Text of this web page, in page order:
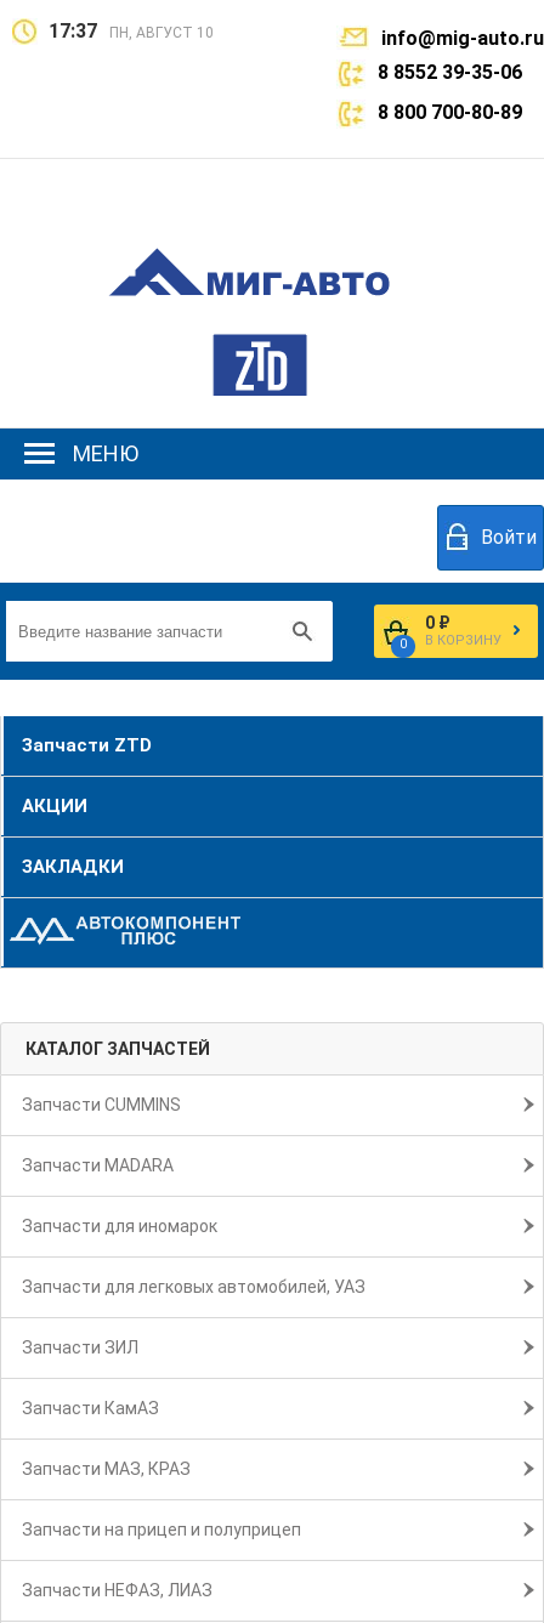
17:37 ПН, АВГУСТ 10
info@mig-auto.ru
8 8552 39-35-06
8 800 700-80-89
МЕНЮ
Войти
0
0 ₽
В КОРЗИНУ
Запчасти ZTD
АКЦИИ
ЗАКЛАДКИ
КАТАЛОГ ЗАПЧАСТЕЙ
Запчасти CUMMINS
Запчасти MADARA
Запчасти для иномарок
Запчасти для легковых автомобилей, УАЗ
Запчасти ЗИЛ
Запчасти КамАЗ
Запчасти МАЗ, КРАЗ
Запчасти на прицеп и полуприцеп
Запчасти НЕФАЗ, ЛИАЗ